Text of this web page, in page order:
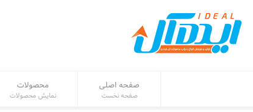
صفحه اصلی
صفحه نخست
محصولات
نمایش محصولات